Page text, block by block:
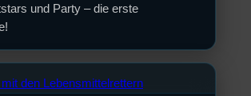
und Party – die erste